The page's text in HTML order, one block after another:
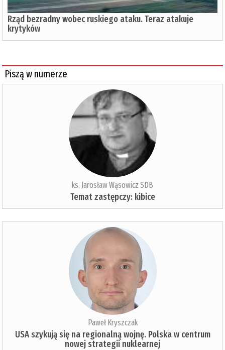
Rząd bezradny wobec ruskiego ataku. Teraz atakuje
krytyków
Piszą w numerze
ks. Jarosław Wąsowicz SDB
Temat zastępczy: kibice
Paweł Kryszczak
USA szykują się na regionalną wojnę. Polska w centrum
nowej strategii nuklearnej